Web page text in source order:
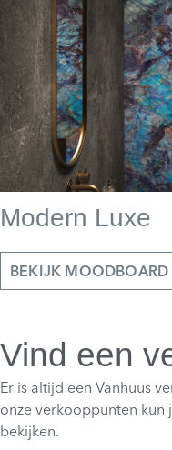
Modern Luxe
BEKIJK MOODBOARD
Vind een
Er is altijd een Vanhuus
onze verkooppunten kun
bekijken.